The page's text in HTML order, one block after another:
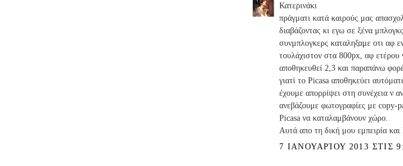
Κατερινάκι
πράγματι κατά καιρούς μας
διαβάζοντας κι εγω σε ξένα
συνμπλογκερς καταληξαμε οτι αφ
τουλάχιστον στα 800px, αφ ετέρου
αποθηκευθεί 2,3 και παραπάνω
γιατί το Picasa αποθηκεύει
έχουμε απορρίψει στη συνέχεια
ανεβάζουμε φωτογραφίες με copy-
Picasa να καταλαμβάνουν χώρο.
Αυτά απο τη δική μου εμπειρία και
7 ΙΑΝΟΥΑΡΊΟΥ 2013 ΣΤΙΣ